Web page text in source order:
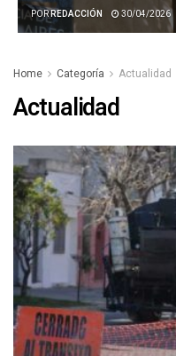
PORREDACCIÓN 30/04/2026
Home Categoría Actualidad
Actualidad